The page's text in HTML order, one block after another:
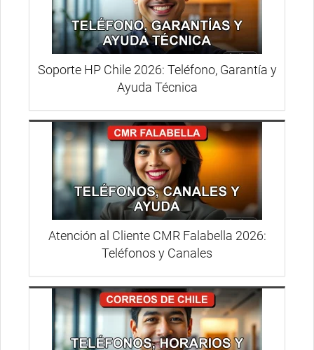
Soporte HP Chile 2026: Teléfono, Garantía y
Ayuda Técnica
Atención al Cliente CMR Falabella 2026:
Teléfonos y Canales